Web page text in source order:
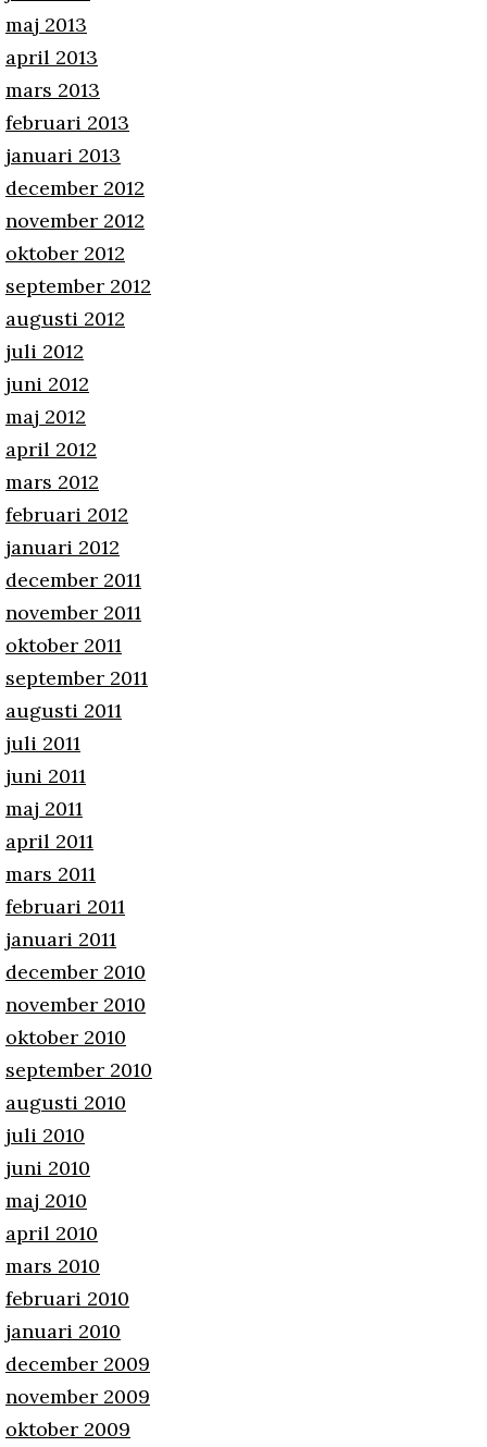
maj 2013
april 2013
mars 2013
februari 2013
januari 2013
december 2012
november 2012
oktober 2012
september 2012
augusti 2012
juli 2012
juni 2012
maj 2012
april 2012
mars 2012
februari 2012
januari 2012
december 2011
november 2011
oktober 2011
september 2011
augusti 2011
juli 2011
juni 2011
maj 2011
april 2011
mars 2011
februari 2011
januari 2011
december 2010
november 2010
oktober 2010
september 2010
augusti 2010
juli 2010
juni 2010
maj 2010
april 2010
mars 2010
februari 2010
januari 2010
december 2009
november 2009
oktober 2009